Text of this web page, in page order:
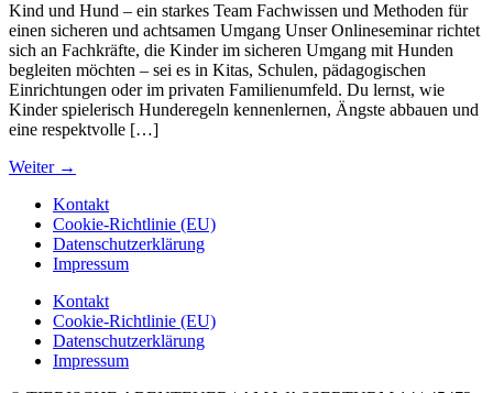
Kind und Hund – ein starkes Team Fachwissen und Methoden für
einen sicheren und achtsamen Umgang Unser Onlineseminar richtet
sich an Fachkräfte, die Kinder im sicheren Umgang mit Hunden
begleiten möchten – sei es in Kitas, Schulen, pädagogischen
Einrichtungen oder im privaten Familienumfeld. Du lernst, wie
Kinder spielerisch Hunderegeln kennenlernen, Ängste abbauen und
eine respektvolle […]
Weiter →
Kontakt
Cookie-Richtlinie (EU)
Datenschutzerklärung
Impressum
Kontakt
Cookie-Richtlinie (EU)
Datenschutzerklärung
Impressum